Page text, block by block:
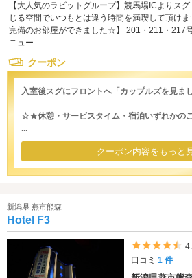
【大人気のラビットグループ】競馬場ICよりス
じる空間でいつもとは違う時間を満喫して頂け
完備のお部屋ができました☆】 201・211・217
ニュー...
クーポン
入室後スグにフロントへ「カップルズを見ま
☆★休憩・サービスタイム・宿泊いずれかの
...
クーポン内容をもっと
新潟県 燕市熊森
Hotel F3
5
口コミ1 件